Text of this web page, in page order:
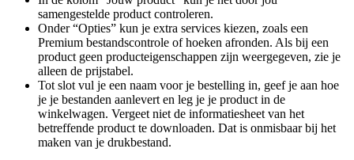
samengestelde product controleren.
Onder “Opties” kun je extra services kiezen, zoals een
Premium bestandscontrole of hoeken afronden. Als bij een
product geen producteigenschappen zijn weergegeven, zie je
alleen de prijstabel.
Tot slot vul je een naam voor je bestelling in, geef je aan hoe
je je bestanden aanlevert en leg je je product in de
winkelwagen. Vergeet niet de informatiesheet van het
betreffende product te downloaden. Dat is onmisbaar bij het
maken van je drukbestand.